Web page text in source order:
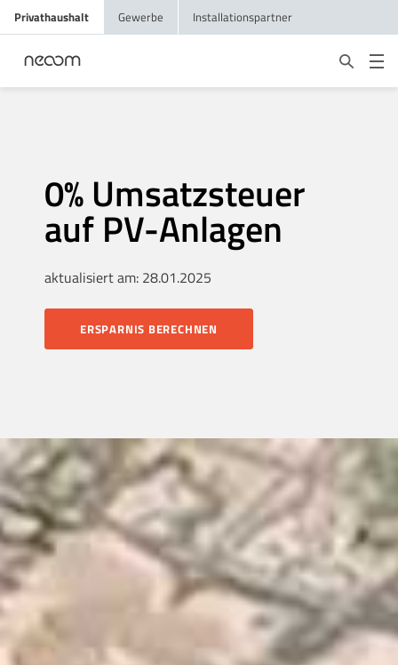
Privathaushalt Gewerbe Installationspartner
0% Umsatzsteuer
auf PV-Anlagen
aktualisiert am: 28.01.2025
ERSPARNIS BERECHNEN